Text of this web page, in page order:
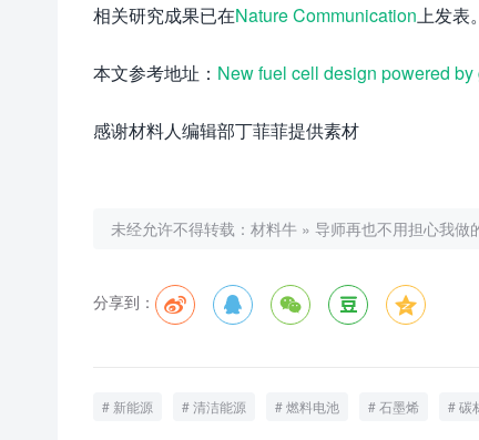
相关研究成果已在Nature Communication上发表。
本文参考地址： New fuel cell design powered
感谢材料人编辑部丁菲菲提供素材
未经允许不得转载： 材料牛 » 导师再也不用担心我做
分享到：     
新能源 清洁能源 燃料电池 石墨烯 碳